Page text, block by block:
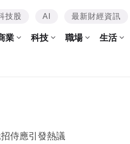
技股 AI 最新財經資訊
業 科技 職場 生活
侍應引發熱議